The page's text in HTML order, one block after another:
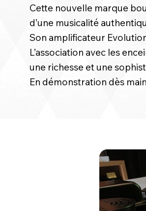
Cette nouvelle marque
d’une musicalité
Son amplificateur
L’association avec les
une richesse et une
En démonstration dès